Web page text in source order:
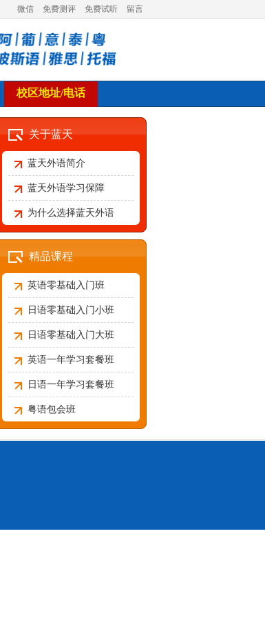
微信 免费测评 免费试听 留言
校区地址/电话
关于蓝天
蓝天外语简介
蓝天外语学习保障
为什么选择蓝天外语
精品课程
英语零基础入门班
日语零基础入门小班
日语零基础入门大班
英语一年学习套餐班
日语一年学习套餐班
粤语包会班